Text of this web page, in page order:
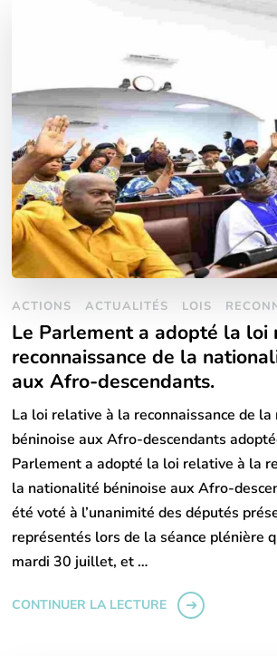
ACTIONS ACTUALITÉS LOIS
Le Parlement a adopté la loi
reconnaissance de la
aux Afro-descendants.
La loi relative à la reconnaissance de
béninoise aux Afro-descendants
Parlement a adopté la loi relative à la
la nationalité béninoise aux Afro-
été voté à l’unanimité des députés
représentés lors de la séance plénière
mardi 30 juillet, et …
CONTINUER LA LECTURE